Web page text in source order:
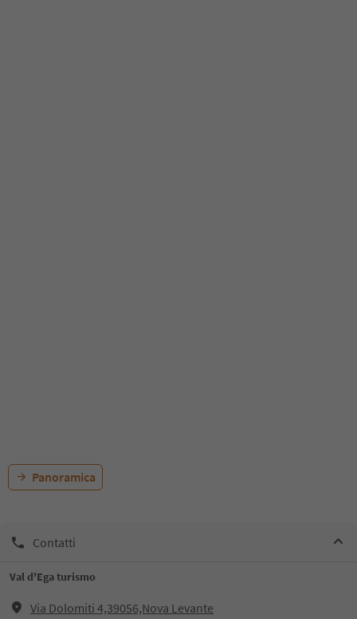
Panoramica
Contatti
Val d'Ega turismo
Via Dolomiti 4,39056,Nova Levante